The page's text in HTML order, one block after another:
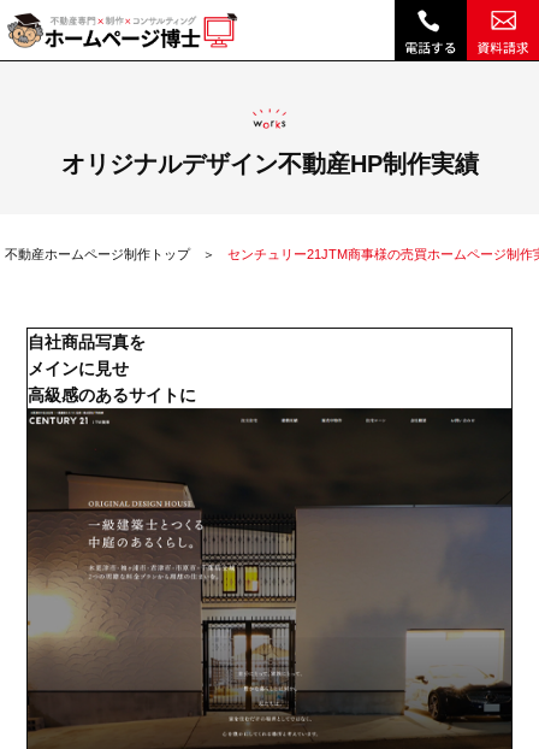
オリジナルデザイン不動産HP制作実績
不動産ホームページ制作トップ センチュリー21JTM商事様の売買ホームページ制作
自社商品写真を
メインに見せ
高級感のあるサイトに